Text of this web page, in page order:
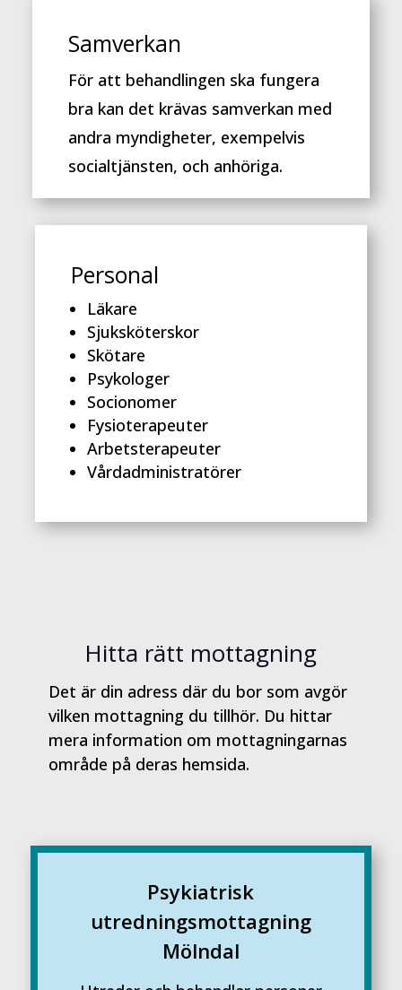
Samverkan
För att behandlingen ska fungera
bra kan det krävas samverkan med
andra myndigheter, exempelvis
socialtjänsten, och anhöriga.
Personal
Läkare
Sjuksköterskor
Skötare
Psykologer
Socionomer
Fysioterapeuter
Arbetsterapeuter
Vårdadministratörer
Hitta rätt mottagning
Det är din adress där du bor som avgör
vilken mottagning du tillhör. Du hittar
mera information om mottagningarnas
område på deras hemsida.
Psykiatrisk
utredningsmottagning
Mölndal